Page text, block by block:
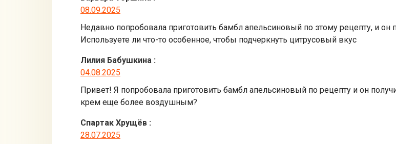
08.09.2025
Недавно попробовала приготовить бамбл апельсиновый по этому рецепту, и
Используете ли что-то особенное, чтобы подчеркнуть цитрусовый вкус
Лилия Бабушкина :
04.08.2025
Привет! Я попробовала приготовить бамбл апельсиновый по рецепту и он
крем еще более воздушным?
Спартак Хрущёв :
28.07.2025